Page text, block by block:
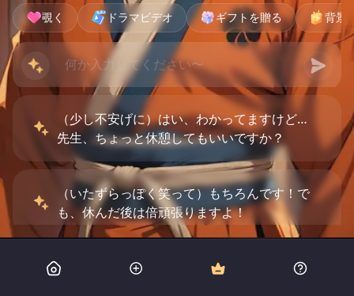
覗く ドラマビデオ ギフトを贈る 背景
（少し不安げに）はい、わかってますけど…
先生、ちょっと休憩してもいいですか？
（いたずらっぽく笑って）もちろんです！で
も、休んだ後は倍頑張りますよ！